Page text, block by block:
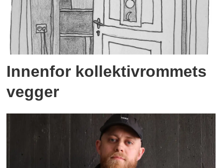
Innenfor kollektivrommets
vegger